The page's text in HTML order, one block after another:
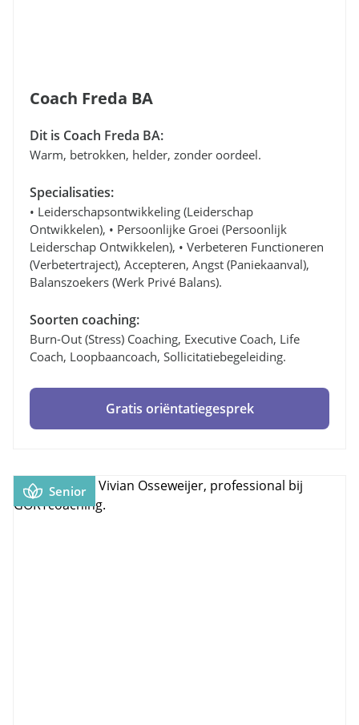
Coach Freda BA
Dit is Coach Freda BA:
Warm, betrokken, helder, zonder oordeel.
Specialisaties:
• Leiderschapsontwikkeling (leiderschap
Ontwikkelen), • Persoonlijke Groei (persoonlijk
Leiderschap Ontwikkelen), • Verbeteren Functioneren
(verbetertraject), Accepteren, Angst (paniekaanval),
Balanszoekers (werk Privé Balans).
Soorten coaching:
Burn-Out (stress) Coaching, Executive Coach, Life
Coach, Loopbaancoach, Sollicitatiebegeleiding.
Gratis oriëntatiegesprek
Senior